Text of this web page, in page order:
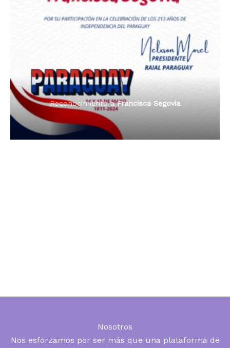
Dama de Oro 2024
Reconocimiento aFrancisca Segovia
Reconocimiento aFrancisca Segovia
Radio Tribuna Abierta
Radio Tribuna Abierta
Radio Oñondivepa Paraguay
Premio Orgullo Paraguayo
Reconocimiento aFrancisca Segovia
Nosotros
Nos esforzamos por ser más que una plataforma de